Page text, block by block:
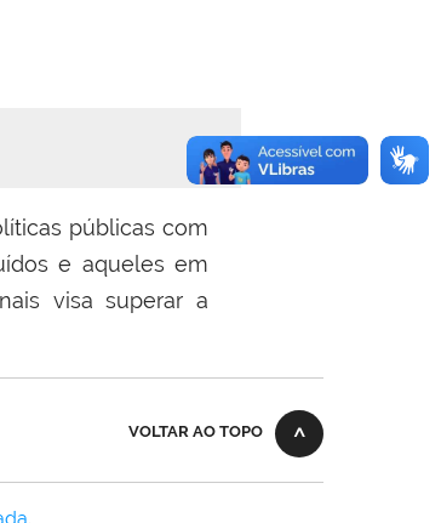
públicas com
e aqueles em
visa superar a
VOLTAR AO TOPO